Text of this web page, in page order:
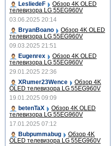
LesliedeF
Обзор 4K OLED
телевизора LG 55EG960V
03.06.2025 20:14
BryanBoano
Обзор 4K OLED
телевизора LG 55EG960V
09.03.2025 21:51
Eugenrex
Обзор 4K OLED
телевизора LG 55EG960V
29.01.2025 22:36
XRumer23Wence
Обзор 4K
OLED телевизора LG 55EG960V
19.01.2025 09:09
betenTaX
Обзор 4K OLED
телевизора LG 55EG960V
17.01.2025 07:12
Bubpummabug
Обзор 4K
OLED телевизора LG 55EG960V